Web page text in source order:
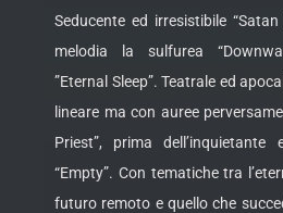
Seducente ed irresistibile
melodia la sulfurea
”Eternal Sleep”. Teatrale ed
lineare ma con auree
Priest”, prima dell’inquietante
“Empty”. Con tematiche tra
futuro remoto e quello che